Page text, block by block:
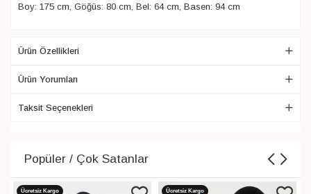
Boy: 175 cm, Göğüs: 80 cm, Bel: 64 cm, Basen: 94 cm
Ürün Özellikleri
Ürün Yorumları
Taksit Seçenekleri
Popüler / Çok Satanlar
Ücretsiz Kargo Ücretsiz Kargo